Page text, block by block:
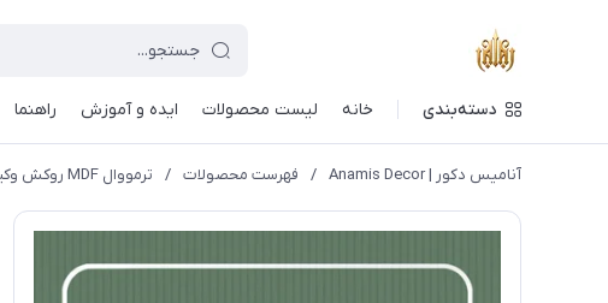
دسته‌بندی خانه لیست محصولات ایده و آموزش راهنما
آنامیس دکور | Anamis Decor / فهرست محصولات / ترمووال MDF روکش وکیوم کد W5069